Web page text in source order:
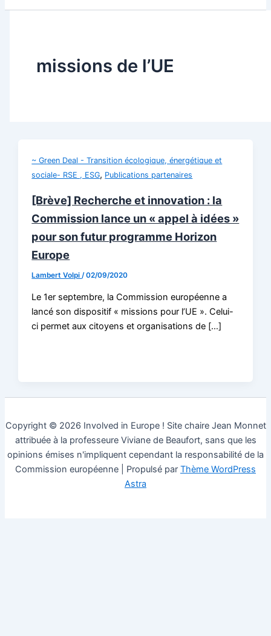
missions de l’UE
~ Green Deal - Transition écologique, énergétique et
sociale- RSE , ESG, Publications partenaires
[Brève] Recherche et innovation : la
Commission lance un « appel à idées »
pour son futur programme Horizon
Europe
Lambert Volpi/02/09/2020
Le 1er septembre, la Commission européenne a
lancé son dispositif « missions pour l’UE ». Celui-
ci permet aux citoyens et organisations de […]
Copyright © 2026 Involved in Europe ! Site chaire Jean Monnet
attribuée à la professeure Viviane de Beaufort, sans que les
opinions émises n'impliquent cependant la responsabilité de la
Commission européenne | Propulsé par Thème WordPress
Astra